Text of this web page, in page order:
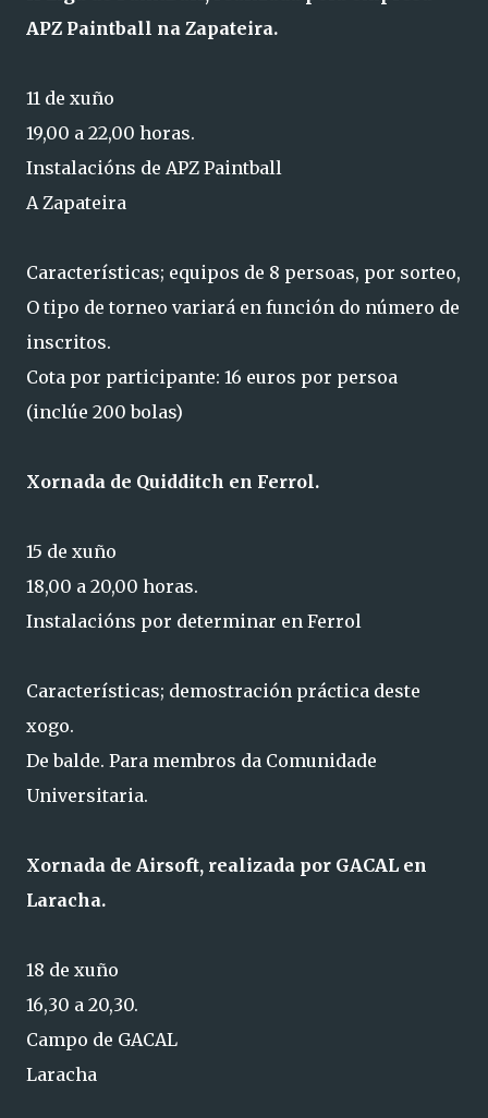
APZ Paintball na Zapateira.
11 de xuño
19,00 a 22,00 horas.
Instalacións de APZ Paintball
A Zapateira
Características; equipos de 8 persoas, por sorteo,
O tipo de torneo variará en función do número de
inscritos.
Cota por participante: 16 euros por persoa
(inclúe 200 bolas)
Xornada de Quidditch en Ferrol.
15 de xuño
18,00 a 20,00 horas.
Instalacións por determinar en Ferrol
Características; demostración práctica deste
xogo.
De balde. Para membros da Comunidade
Universitaria.
Xornada de Airsoft, realizada por GACAL en
Laracha.
18 de xuño
16,30 a 20,30.
Campo de GACAL
Laracha